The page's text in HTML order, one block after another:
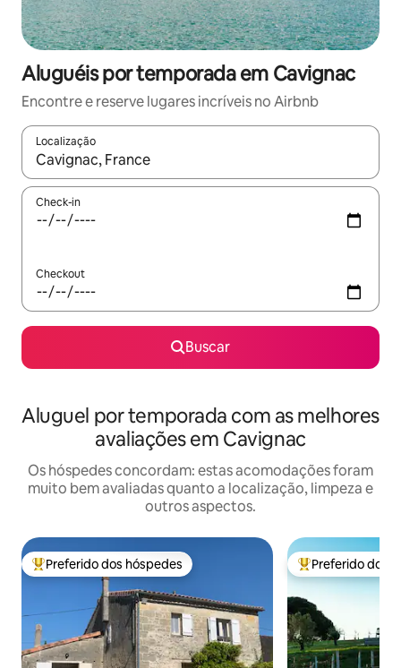
Aluguéis por temporada em Cavignac
Encontre e reserve lugares incríveis no Airbnb
Localização
Quando os resultados estiverem disponíveis, explore-os
Check-in
Checkout
Buscar
Aluguel por temporada com as melhores
avaliações em Cavignac
Os hóspedes concordam: estas acomodações foram
muito bem avaliadas quanto a localização, limpeza e
outros aspectos.
Entre os melhores preferidos dos hóspedes
Preferido dos hóspedes Entre os
Preferido dos